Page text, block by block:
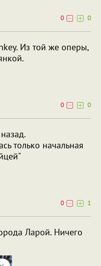
0
0
Из той же оперы,
0
0
только начальная
0
1
Ларой. Ничего